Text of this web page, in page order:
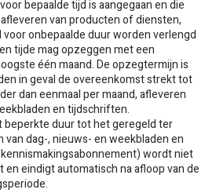
bepaalde tijd is aangegaan en die
van producten of diensten,
onbepaalde duur worden verlengd
tijde mag opzeggen met een
één maand. De opzegtermijn is
in geval de overeenkomst strekt tot
dan eenmaal per maand, afleveren
en tijdschriften.
beperkte duur tot het geregeld ter
dag-, nieuws- en weekbladen en
wordt niet
eindigt automatisch na afloop van de